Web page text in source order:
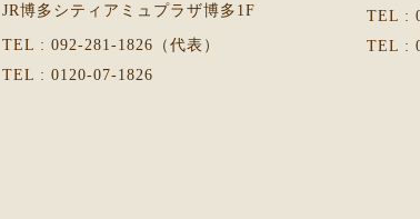
JR博多シティアミュプラザ博多1F
TEL : 092-281-1826（代表）
TEL : 0120-07-1826
TEL :
TEL :